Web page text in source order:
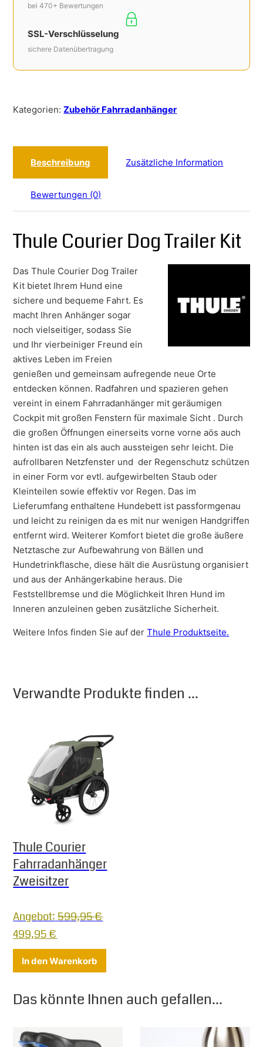
bei 470+ Bewertungen
SSL-Verschlüsselung
sichere Datenübertragung
Kategorien:Zubehör Fahrradanhänger
Beschreibung Zusätzliche Information
Bewertungen (0)
Thule Courier Dog Trailer Kit
Das Thule Courier Dog Trailer
Kit bietet Ihrem Hund eine
sichere und bequeme Fahrt. Es
macht Ihren Anhänger sogar
noch vielseitiger, sodass Sie
und Ihr vierbeiniger Freund ein
aktives Leben im Freien
genießen und gemeinsam aufregende neue Orte
entdecken können. Radfahren und spazieren gehen
vereint in einem Fahrradanhänger mit geräumigen
Cockpit mit großen Fenstern für maximale Sicht . Durch
die großen Öffnungen einerseits vorne vorne aös auch
hinten ist das ein als auch aussteigen sehr leicht. Die
aufrollbaren Netzfenster und der Regenschutz schützen
in einer Form vor evtl. aufgewirbelten Staub oder
Kleinteilen sowie effektiv vor Regen. Das im
Lieferumfang enthaltene Hundebett ist passformgenau
und leicht zu reinigen da es mit nur wenigen Handgriffen
entfernt wird. Weiterer Komfort bietet die große äußere
Netztasche zur Aufbewahrung von Bällen und
Hundetrinkflasche, diese hält die Ausrüstung organisiert
und aus der Anhängerkabine heraus. Die
Feststellbremse und die Möglichkeit Ihren Hund im
Inneren anzuleinen geben zusätzliche Sicherheit.
Weitere Infos finden Sie auf derThule Produktseite.
Verwandte Produkte finden ...
Thule Courier
Fahrradanhänger
Zweisitzer
Angebot:599,95€
Ursprünglicher Preis war: 599,95 €
499,95€
In den Warenkorb
Das könnte Ihnen auch gefallen...